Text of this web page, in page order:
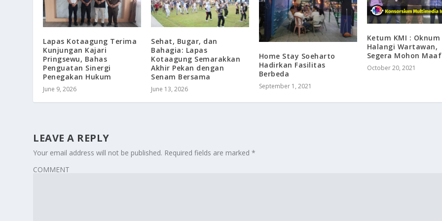
Lapas Kotaagung Terima
Kunjungan Kajari
Pringsewu, Bahas
Penguatan Sinergi
Penegakan Hukum
June 9, 2026
Sehat, Bugar, dan
Bahagia: Lapas
Kotaagung Semarakkan
Akhir Pekan dengan
Senam Bersama
June 13, 2026
Home Stay Soeharto
Hadirkan Fasilitas
Berbeda
September 1, 2021
Ketum KMI : Oknum
Halangi Wartawan,
Segera Mohon
October 20, 2021
LEAVE A REPLY
Your email address will not be published. Required fields are marked*
COMMENT